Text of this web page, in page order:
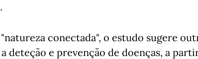
conectada", o estudo sugere
deteção e prevenção de doenças, a